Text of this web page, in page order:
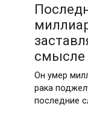
смысле
Он умер
рака
последние